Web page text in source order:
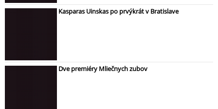
Kasparas Uinskas po prvýkrát v Bratislave
Dve premiéry Mliečnych zubov